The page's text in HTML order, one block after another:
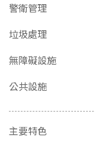
警衛管理
垃圾處理
無障礙設施
公共設施
主要特色